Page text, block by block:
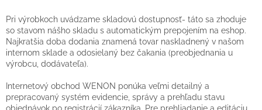
Pri výrobkoch uvádzame skladovú dostupnosť- táto sa zhoduje
so stavom nášho skladu s automatickým prepojením na eshop.
Najkratšia doba dodania znamená tovar naskladnený v našom
internom sklade a odosielaný bez čakania (preobjednania u
výrobcu, dodávateľa).
Internetový obchod WENON ponúka veľmi detailný a
prepracovaný systém evidencie, správy a prehľadu stavu